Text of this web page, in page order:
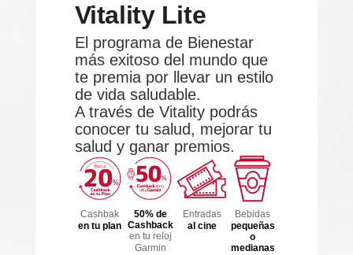
Vitality Lite
El programa de Bienestar
más exitoso del mundo que
te premia por llevar un estilo
de vida saludable.
A través de Vitality podrás
conocer tu salud, mejorar tu
salud y ganar premios.
Cashbak
en tu plan
50% de
Cashback
en tu reloj
Garmin
Entradas
al cine
Bebidas
pequeñas
o
medianas